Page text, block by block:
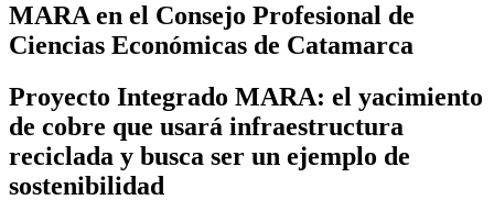
MARA en el Consejo Profesional de
Ciencias Económicas de Catamarca
Proyecto Integrado MARA: el yacimiento
de cobre que usará infraestructura
reciclada y busca ser un ejemplo de
sostenibilidad